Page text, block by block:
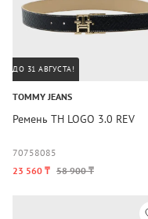
ДО 31 АВГУСТА!
TOMMY JEANS
Ремень TH LOGO 3.0 REV
70758085
23 560 ₸ 58 900 ₸